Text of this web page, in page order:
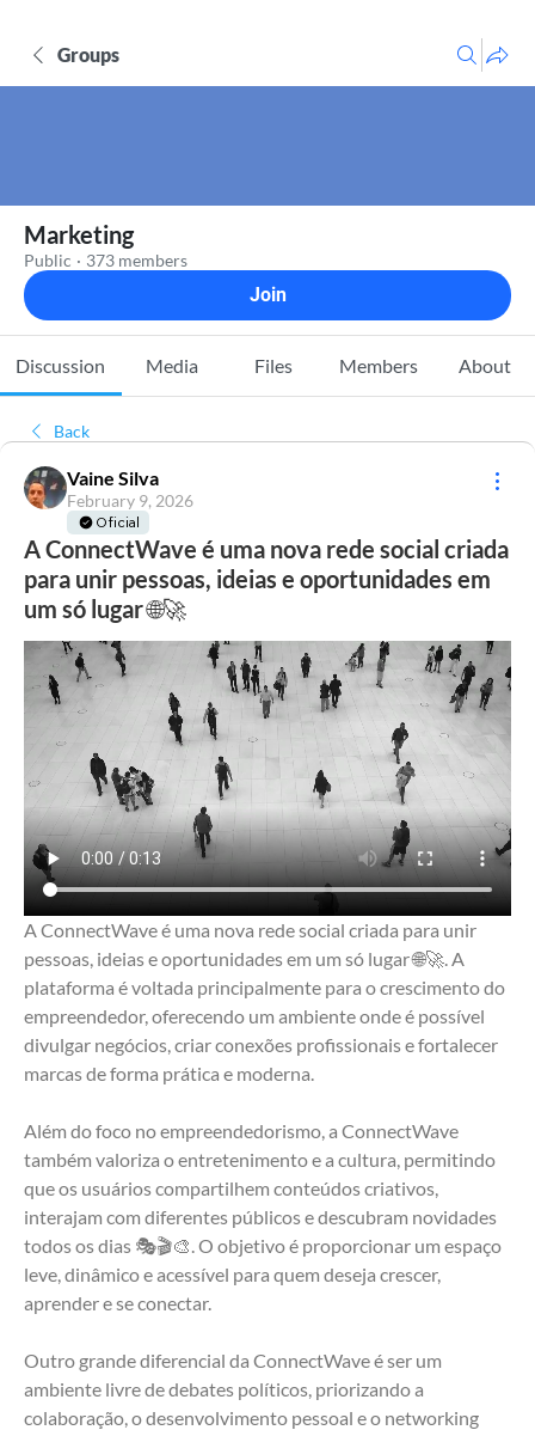
Groups
Marketing
Public · 373 members
Join
Discussion Media Files Members About
Back
Vaine Silva
February 9, 2026
Oficial
A ConnectWave é uma nova rede social criada
para unir pessoas, ideias e oportunidades em
um só lugar 🌐🚀
A ConnectWave é uma nova rede social criada para unir
pessoas, ideias e oportunidades em um só lugar 🌐🚀. A
plataforma é voltada principalmente para o crescimento do
empreendedor, oferecendo um ambiente onde é possível
divulgar negócios, criar conexões profissionais e fortalecer
marcas de forma prática e moderna.
Além do foco no empreendedorismo, a ConnectWave
também valoriza o entretenimento e a cultura, permitindo
que os usuários compartilhem conteúdos criativos,
interajam com diferentes públicos e descubram novidades
todos os dias 🎭🎬🎨. O objetivo é proporcionar um espaço
leve, dinâmico e acessível para quem deseja crescer,
aprender e se conectar.
Outro grande diferencial da ConnectWave é ser um
ambiente livre de debates políticos, priorizando a
colaboração, o desenvolvimento pessoal e o networking